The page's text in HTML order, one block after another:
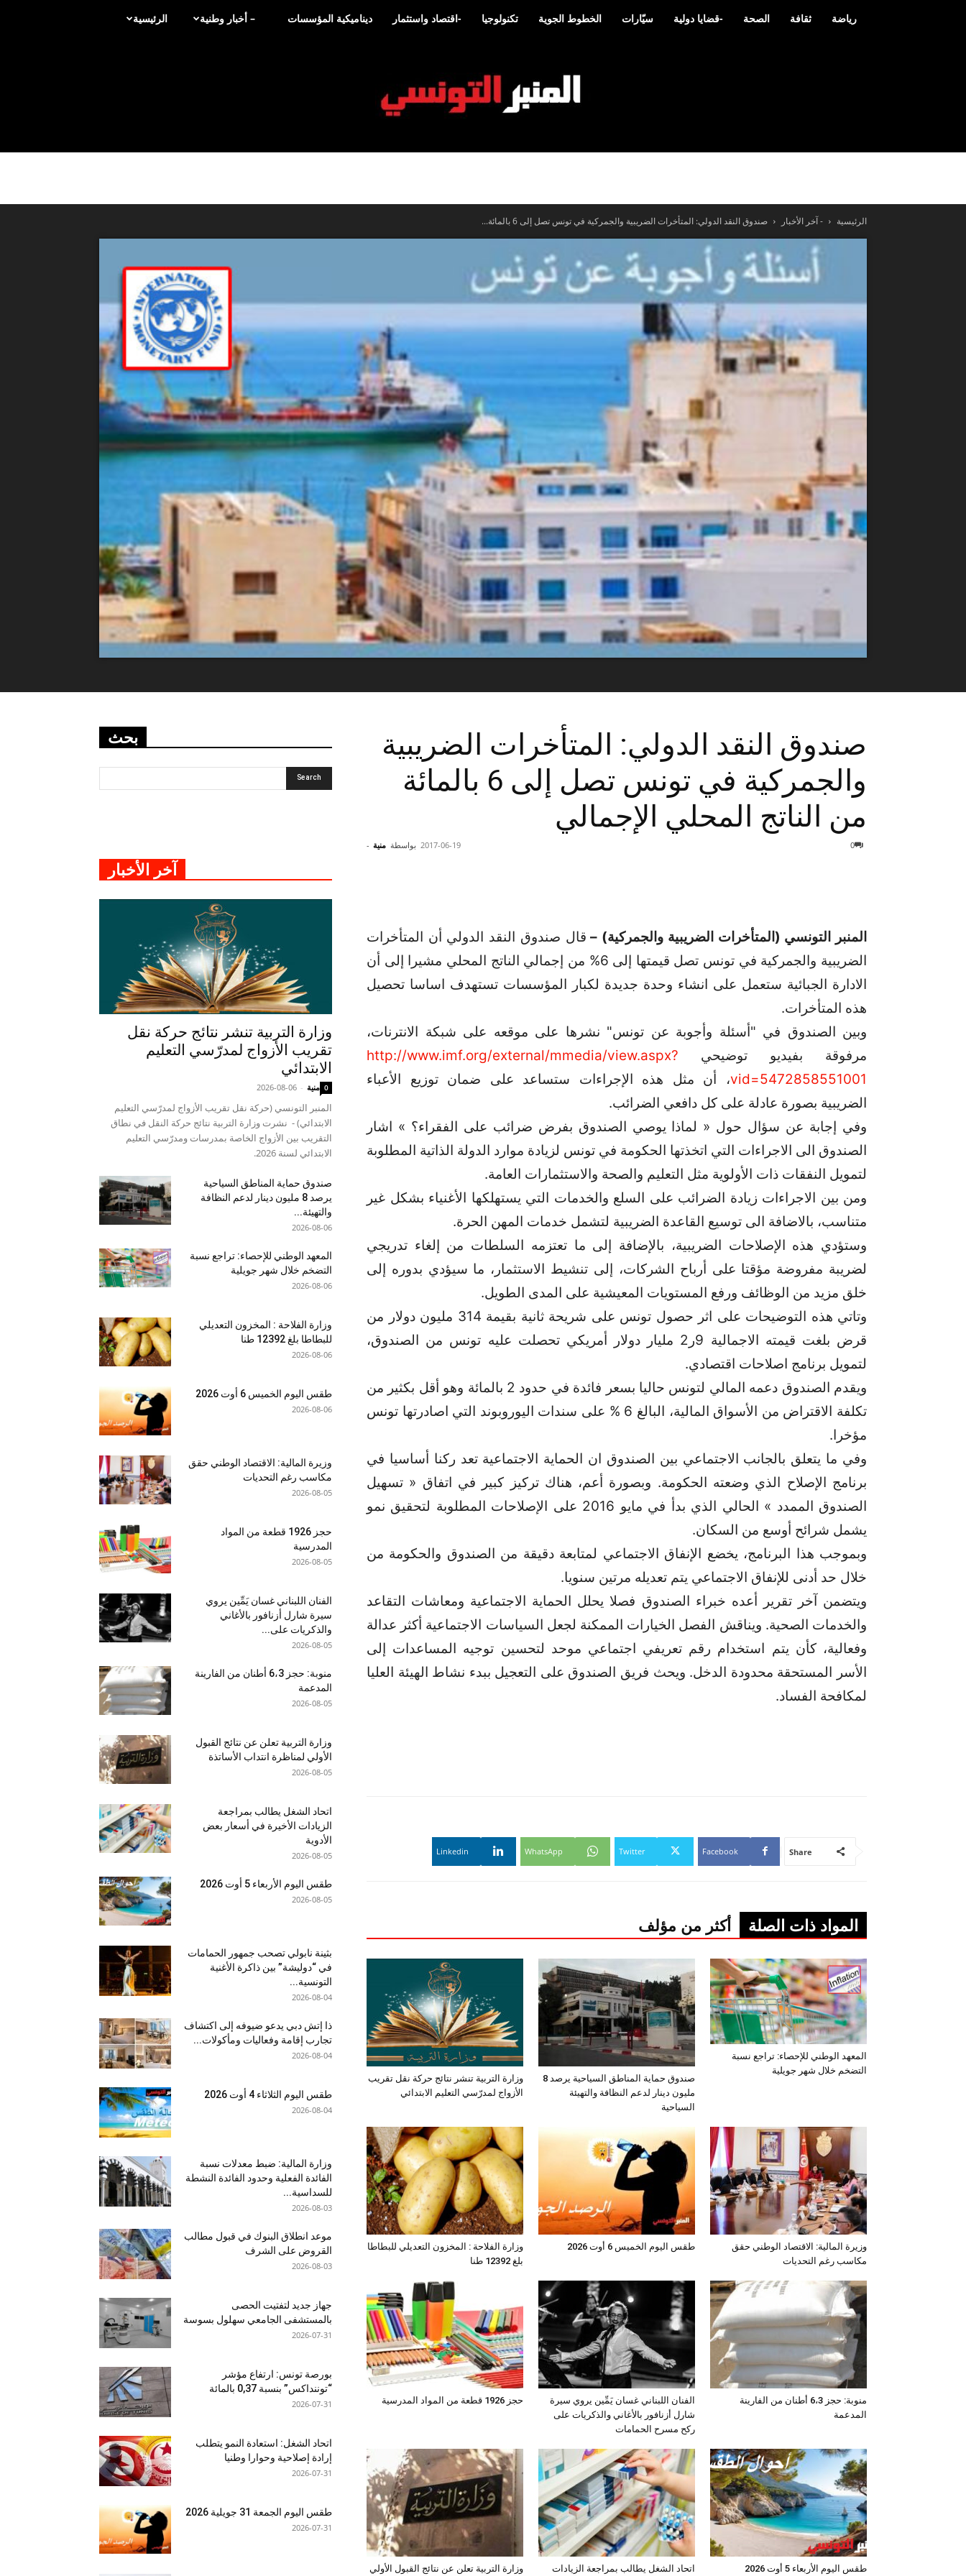
الرئيسية – أخبار وطنية ديناميكية المؤسسات -اقتصاد واستثمار تكنولوجيا الخطوط الجوية سيّارات -قضايا دولية الصحة ثقافة رياضة
التونسي
الرئيسية - آخر الأخبار صندوق النقد الدولي: المتأخرات الضريبية والجمركية في تونس تصل إلى 6 بالمائة...
صندوق النقد الدولي: المتأخرات الضريبية
والجمركية في تونس تصل إلى 6 بالمائة
من الناتج المحلي الإجمالي
بواسطة منية - 2017-06-19 0
المنبر التونسي (المتأخرات الضريبية والجمركية) – قال صندوق النقد الدولي أن المتأخرات
الضريبية والجمركية في تونس تصل قيمتها إلى 6% من إجمالي الناتج المحلي مشيرا إلى أن
الادارة الجبائية ستعمل على انشاء وحدة جديدة لكبار المؤسسات تستهدف اساسا تحصيل
هذه المتأخرات.
وبين الصندوق في "أسئلة وأجوبة عن تونس" نشرها على موقعه على شبكة الانترنات،
مرفوقة بفيديو توضيحي http://www.imf.org/external/mmedia/view.aspx?
vid=5472858551001، أن مثل هذه الإجراءات ستساعد على ضمان توزيع الأعباء
الضريبية بصورة عادلة على كل دافعي الضرائب.
وفي إجابة عن سؤال حول « لماذا يوصي الصندوق بفرض ضرائب على الفقراء؟ » اشار
الصندوق الى الاجراءات التي اتخذتها الحكومة في تونس لزيادة موارد الدولة الذاتية المطلوبة
لتمويل النفقات ذات الأولوية مثل التعليم والصحة والاستثمارات العامة.
ومن بين الاجراءات زيادة الضرائب على السلع والخدمات التي يستهلكها الأغنياء بشكل غير
متناسب، بالاضافة الى توسيع القاعدة الضريبية لتشمل خدمات المهن الحرة.
وستؤدي هذه الإصلاحات الضريبية، بالإضافة إلى ما تعتزمه السلطات من إلغاء تدريجي
لضريبة مفروضة مؤقتا على أرباح الشركات، إلى تنشيط الاستثمار، ما سيؤدي بدوره إلى
خلق مزيد من الوظائف ورفع المستويات المعيشية على المدى الطويل.
وتاتي هذه التوضيحات على اثر حصول تونس على شريحة ثانية بقيمة 314 مليون دولار من
قرض بلغت قيمته الاجمالية 9ر2 مليار دولار أمريكي تحصلت عليه تونس من الصندوق،
لتمويل برنامج اصلاحات اقتصادي.
ويقدم الصندوق دعمه المالي لتونس حاليا بسعر فائدة في حدود 2 بالمائة وهو أقل بكثير من
تكلفة الاقتراض من الأسواق المالية، البالغ 6 % على سندات اليوروبوند التي اصادرتها تونس
مؤخرا.
وفي ما يتعلق بالجانب الاجتماعي بين الصندوق ان الحماية الاجتماعية تعد ركنا أساسيا في
برنامج الإصلاح الذي وضعته الحكومة. وبصورة أعم، هناك تركيز كبير في اتفاق « تسهيل
الصندوق الممدد » الحالي الذي بدأ في مايو 2016 على الإصلاحات المطلوبة لتحقيق نمو
يشمل شرائح أوسع من السكان.
وبموجب هذا البرنامج، يخضع الإنفاق الاجتماعي لمتابعة دقيقة من الصندوق والحكومة من
خلال حد أدنى للإنفاق الاجتماعي يتم تعديله مرتين سنويا.
ويتضمن آخر تقرير أعده خبراء الصندوق فصلا يحلل الحماية الاجتماعية ومعاشات التقاعد
والخدمات الصحية. ويناقش الفصل الخيارات الممكنة لجعل السياسات الاجتماعية أكثر عدالة
وفعالية، كأن يتم استخدام رقم تعريفي اجتماعي موحد لتحسين توجيه المساعدات إلى
الأسر المستحقة محدودة الدخل. ويحث فريق الصندوق على التعجيل ببدء نشاط الهيئة العليا
لمكافحة الفساد.
Share
Facebook
Twitter
WhatsApp
Linkedin
المواد ذات الصلة أكثر من مؤلف
وزارة التربية تنشر نتائج حركة نقل تقريب
الأزواج لمدرّسي التعليم الابتدائي
صندوق حماية المناطق السياحية يرصد 8
مليون دينار لدعم النظافة والتهيئة
السياحية
المعهد الوطني للإحصاء: تراجع نسبة
التضخم خلال شهر جويلية
وزارة الفلاحة : المخزون التعديلي للبطاطا
بلغ 12392 طنا
طقس اليوم الخميس 6 أوت 2026
وزيرة المالية: الاقتصاد الوطني حقق
مكاسب رغم التحديات
حجز 1926 قطعة من المواد المدرسية
الفنان اللبناني غسان يَمِّين يروي سيرة
شارل أزنافور بالأغاني والذكريات على
ركح مسرح الحمامات
منوبة: حجز 6،3 أطنان من الفارينة
المدعمة
وزارة التربية تعلن عن نتائج القبول الأولي اتحاد الشغل يطالب بمراجعة الزيادات طقس اليوم الأربعاء 5 أوت 2026
بحث
آخر الأخبار
وزارة التربية تنشر نتائج حركة نقل
تقريب الأزواج لمدرّسي التعليم
الابتدائي
منية -
2026-08-06 0
المنبر التونسي (حركة نقل تقريب الأزواج لمدرّسي التعليم
الابتدائي) - نشرت وزارة التربية نتائج حركة النقل في نطاق
التقريب بين الأزواج الخاصة بمدرسات ومدرّسي التعليم
الابتدائي لسنة 2026.
صندوق حماية المناطق السياحية
يرصد 8 مليون دينار لدعم النظافة
والتهيئة...
2026-08-06
المعهد الوطني للإحصاء: تراجع نسبة
التضخم خلال شهر جويلية
2026-08-06
وزارة الفلاحة : المخزون التعديلي
للبطاطا بلغ 12392 طنا
2026-08-06
طقس اليوم الخميس 6 أوت 2026
2026-08-06
وزيرة المالية: الاقتصاد الوطني حقق
مكاسب رغم التحديات
2026-08-05
حجز 1926 قطعة من المواد
المدرسية
2026-08-05
الفنان اللبناني غسان يَمِّين يروي
سيرة شارل أزنافور بالأغاني
والذكريات على...
2026-08-05
منوبة: حجز 6،3 أطنان من الفارينة
المدعمة
2026-08-05
وزارة التربية تعلن عن نتائج القبول
الأولي لمناظرة انتداب الأساتذة
2026-08-05
اتحاد الشغل يطالب بمراجعة
الزيادات الأخيرة في أسعار بعض
الأدوية
2026-08-05
طقس اليوم الأربعاء 5 أوت 2026
2026-08-05
بثينة نابولي تصحب جمهور الحمامات
في “دوليشة” بين ذاكرة الأغنية
التونسية...
2026-08-04
ذا إتش دبي يدعو ضيوفه إلى اكتشاف
تجارب إقامة وفعاليات ومأكولات...
2026-08-04
طقس اليوم الثلاثاء 4 أوت 2026
2026-08-04
وزارة المالية: ضبط معدلات نسبة
الفائدة الفعلية وحدود الفائدة النشطة
للسداسية...
2026-08-03
موعد انطلاق البنوك في قبول مطالب
القروض على الشرف
2026-08-03
جهاز جديد لتفتيت الحصى
بالمستشفى الجامعي سهلول بسوسة
2026-07-31
بورصة تونس: ارتفاع مؤشر
“توننداكس” بنسبة 0,37 بالمائة
2026-07-31
اتحاد الشغل: استعادة النمو يتطلب
إرادة إصلاحية وحوارا وطنيا
2026-07-31
طقس اليوم الجمعة 31 جويلية 2026
2026-07-31